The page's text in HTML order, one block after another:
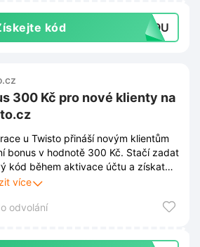
kód 439U
300 Kč pro nové klienty na
u Twisto přináší novým klientům
bonus v hodnotě 300 Kč. Stačí zadat
kód během aktivace účtu a získat
pro první nákupy. Užívejte si
více
odvolání